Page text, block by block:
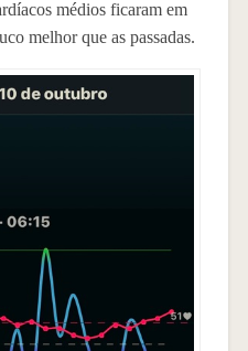
médios ficaram em
melhor que as passadas.